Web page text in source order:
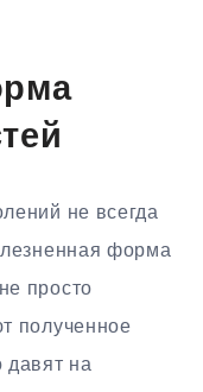
не всегда
форма
просто
полученное
давят на